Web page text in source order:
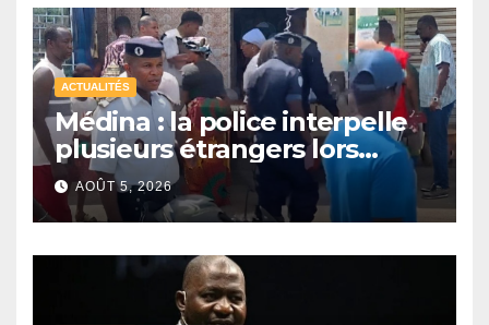
ACTUALITÉS
Médina : la police interpelle
plusieurs étrangers lors
d’une opération de
sécurisation
AOÛT 5, 2026